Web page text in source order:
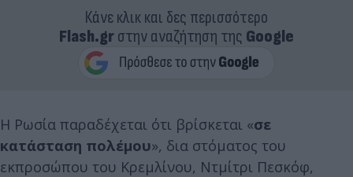
Κάνε κλικ και δες περισσότερο
Flash.grστην αναζήτηση της Google
Η Ρωσία παραδέχεται ότι βρίσκεται «σε
κατάσταση πολέμου», δια στόματος του
εκπροσώπου του Κρεμλίνου, Ντμίτρι Πεσκόφ,